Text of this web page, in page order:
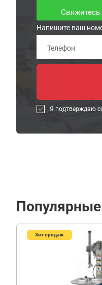
Напишите ваш
Я подтверждаю
Хит продаж